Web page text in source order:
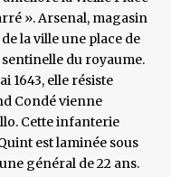
». Arsenal, magasin
la ville une place de
du royaume.
1643, elle résiste
Condé vienne
Cette infanterie
est laminée sous
général de 22 ans.